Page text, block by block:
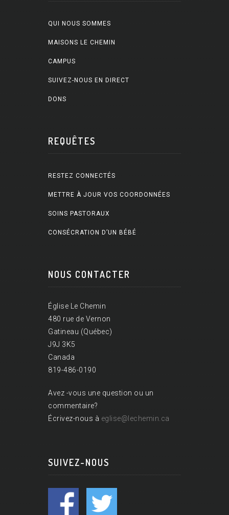
QUI NOUS SOMMES
MAISONS LE CHEMIN
CAMPUS
SUIVEZ-NOUS EN DIRECT
DONS
REQUÊTES
RESTEZ CONNECTÉS
METTRE À JOUR VOS COORDONNÉES
SOINS PASTORAUX
CONSÉCRATION D’UN BÉBÉ
NOUS CONTACTER
Église Le Chemin
480 rue de Vernon
Gatineau (Québec)
J9J 3K5
Canada
819-486-0190
Avez -vous une question ou un
commentaire?
Écrivez-nous à eglise@lechemin.ca
SUIVEZ-NOUS